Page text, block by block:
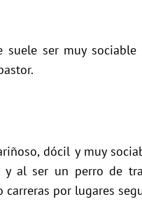
ser muy sociable
dócil y muy
y al ser un perro de
por lugares